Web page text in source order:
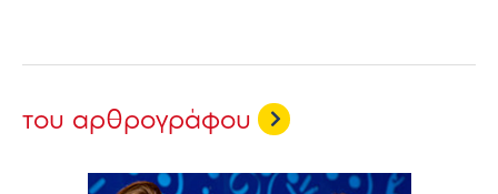
του αρθρογράφου